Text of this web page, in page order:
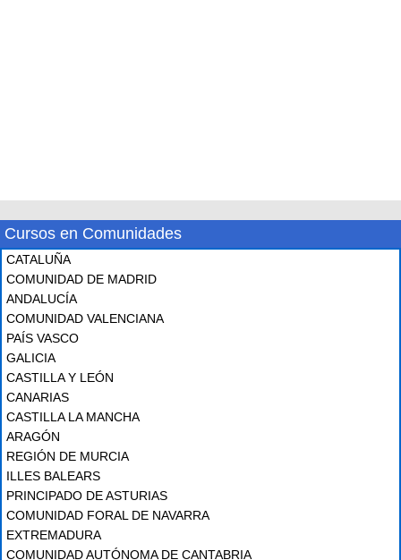
Cursos en Comunidades
CATALUÑA
COMUNIDAD DE MADRID
ANDALUCÍA
COMUNIDAD VALENCIANA
PAÍS VASCO
GALICIA
CASTILLA Y LEÓN
CANARIAS
CASTILLA LA MANCHA
ARAGÓN
REGIÓN DE MURCIA
ILLES BALEARS
PRINCIPADO DE ASTURIAS
COMUNIDAD FORAL DE NAVARRA
EXTREMADURA
COMUNIDAD AUTÓNOMA DE CANTABRIA